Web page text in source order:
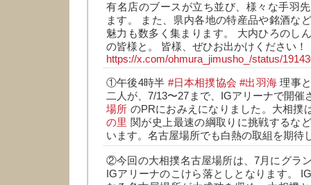
有名店のブースが立ち並び、様々な手羽
ます。 また、県内各地の特産品や銘酒な
魅力も数多く集まります。 大内ひろのし
の皆様と。 皆様、ぜひお出かけください！
https://x.com/ohmura_jimusho_/status/
①午後4時半 #日本相撲協会 #出羽海 理事
二人が、7/13〜27まで、IGアリーナで開催
場所 のPRにおみえになりました。大相撲
の里 関が史上最速の綱取りに挑戦するな
います。名古屋場所でも白熱の取組を期待
②今回の大相撲名古屋場所は、7月にグラ
IGアリーナのこけら落としとなります。